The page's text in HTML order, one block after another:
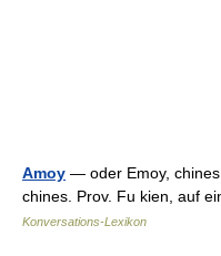
Amoy — oder Emoy,
chines. Prov. Fu kien, auf
Konversations-Lexikon